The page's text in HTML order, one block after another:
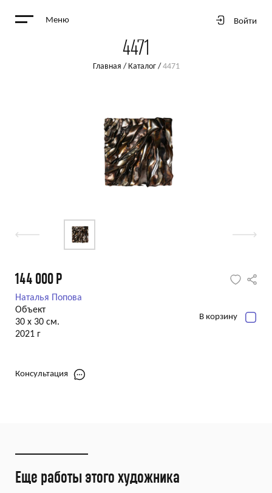
Меню Войти
4471
Главная / Каталог/ 4471
144 000 Р
Наталья Попова
Объект
30 х 30 см.
2021 г
В корзину
Консультация
Еще работы этого художника